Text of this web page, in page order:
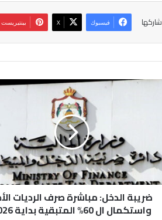
شاركها فيسبوك ‫X بينتيريست
ضريبة الدخل: مباشرة صرف الرديات
واستكمال ال 60% المتبقية بداية 2026